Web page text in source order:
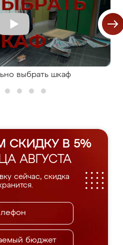
выбрать шкаф
СКИДКУ В 5%
АВГУСТА
сейчас, скидка
бюджет